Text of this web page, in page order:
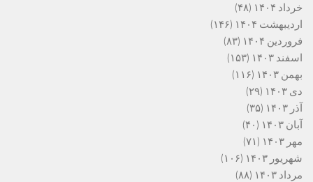
خرداد ۱۴۰۴
(۴۸)
اردیبهشت ۱۴۰۴
(۱۴۶)
فروردین ۱۴۰۴
(۸۳)
اسفند ۱۴۰۳
(۱۵۳)
بهمن ۱۴۰۳
(۱۱۶)
دی ۱۴۰۳
(۲۹)
آذر ۱۴۰۳
(۳۵)
آبان ۱۴۰۳
(۴۰)
مهر ۱۴۰۳
(۷۱)
شهریور ۱۴۰۳
(۱۰۶)
مرداد ۱۴۰۳
(۸۸)